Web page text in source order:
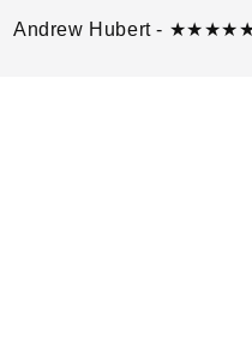
Andrew Hubert -